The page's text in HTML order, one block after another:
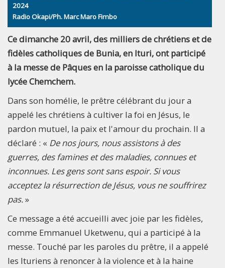
2024
Radio Okapi/Ph. Marc Maro Fimbo
Ce dimanche 20 avril, des milliers de chrétiens et de
fidèles catholiques de Bunia, en Ituri, ont participé
à la messe de Pâques en la paroisse catholique du
lycée Chemchem.
Dans son homélie, le prêtre célébrant du jour a
appelé les chrétiens à cultiver la foi en Jésus, le
pardon mutuel, la paix et l'amour du prochain. Il a
déclaré : « De nos jours, nous assistons à des
guerres, des famines et des maladies, connues et
inconnues. Les gens sont sans espoir. Si vous
acceptez la résurrection de Jésus, vous ne souffrirez
pas.»
Ce message a été accueilli avec joie par les fidèles,
comme Emmanuel Uketwenu, qui a participé à la
messe. Touché par les paroles du prêtre, il a appelé
les Ituriens à renoncer à la violence et à la haine